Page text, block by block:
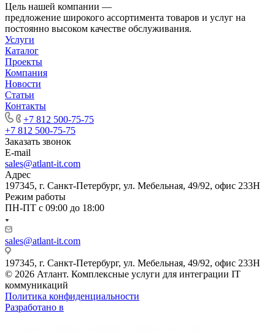
Цель нашей компании —
предложение широкого ассортимента товаров и услуг на
постоянно высоком качестве обслуживания.
Услуги
Каталог
Проекты
Компания
Новости
Статьи
Контакты
+7 812 500-75-75
+7 812 500-75-75
Заказать звонок
E-mail
sales@atlant-it.com
Адрес
197345, г. Санкт-Петербург, ул. Мебельная, 49/92, офис 233Н
Режим работы
ПН-ПТ с 09:00 до 18:00
sales@atlant-it.com
197345, г. Санкт-Петербург, ул. Мебельная, 49/92, офис 233Н
© 2026 Атлант. Комплексные услуги для интеграции IT
коммуникаций
Политика конфиденциальности
Разработано в